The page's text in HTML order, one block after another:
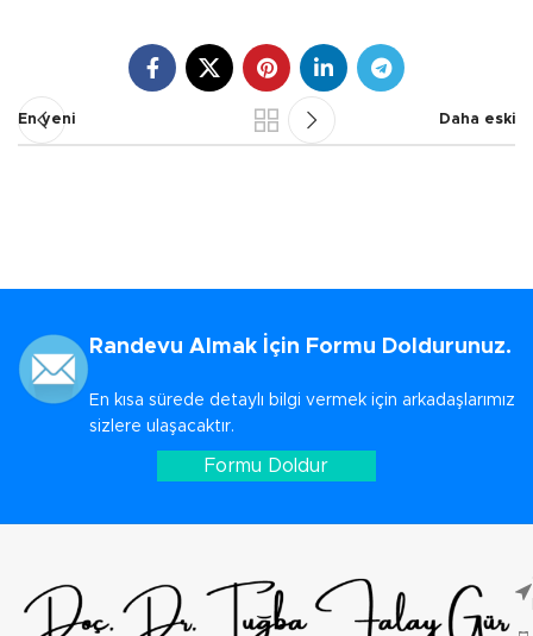
En yeni Daha eski
Randevu Almak İçin Formu Doldurunuz.
En kısa sürede detaylı bilgi vermek için arkadaşlarımız
sizlere ulaşacaktır.
Formu Doldur